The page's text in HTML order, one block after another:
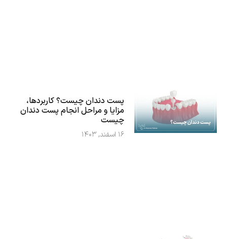
پست دندان چیست؟ کاربردها،
مزایا و مراحل انجام پست دندان
چیست
۱۶ اسفند, ۱۴۰۳